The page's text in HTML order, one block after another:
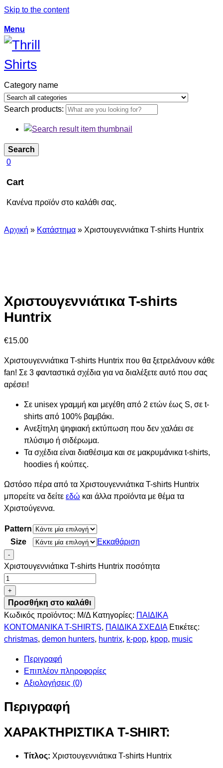
Skip to the content
Menu
Category name
Search products:
Search
0
Cart
Κανένα προϊόν στο καλάθι σας.
Αρχική » Κατάστημα » Χριστουγεννιάτικα T-shirts Huntrix
Χριστουγεννιάτικα T-shirts
Huntrix
€15.00
Χριστουγεννιάτικα T-shirts Huntrix που θα ξετρελάνουν κάθε
fan! Σε 3 φανταστικά σχέδια για να διαλέξετε αυτό που σας
αρέσει!
Σε unisex γραμμή και μεγέθη από 2 ετών έως S, σε t-
shirts από 100% βαμβάκι.
Ανεξίτηλη ψηφιακή εκτύπωση που δεν χαλάει σε
πλύσιμο ή σιδέρωμα.
Τα σχέδια είναι διαθέσιμα και σε μακρυμάνικα t-shirts,
hoodies ή κούπες.
Ωστόσο πέρα από τα Χριστουγεννιάτικα T-shirts Huntrix
μπορείτε να δείτε εδώ και άλλα προϊόντα με θέμα τα
Χριστούγεννα.
Pattern
Size
Εκκαθάριση
-
Χριστουγεννιάτικα T-shirts Huntrix ποσότητα
+
Προσθήκη στο καλάθι
Κωδικός προϊόντος: Μ/Δ Κατηγορίες: ΠΑΙΔΙΚΑ
ΚΟΝΤΟΜΑΝΙΚΑ T-SHIRTS, ΠΑΙΔΙΚΑ ΣΧΕΔΙΑ Ετικέτες:
christmas, demon hunters, huntrix, k-pop, kpop, music
Περιγραφή
Επιπλέον πληροφορίες
Αξιολογήσεις (0)
Περιγραφή
ΧΑΡΑΚΤΗΡΙΣΤΙΚΑ T-SHIRT:
Τίτλος: Χριστουγεννιάτικα T-shirts Huntrix